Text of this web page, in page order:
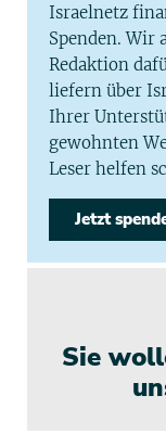
Israelnetz
Spenden. Wir
Redaktion
liefern über
Ihrer
gewohnten
Leser helfen
Jetzt
Sie